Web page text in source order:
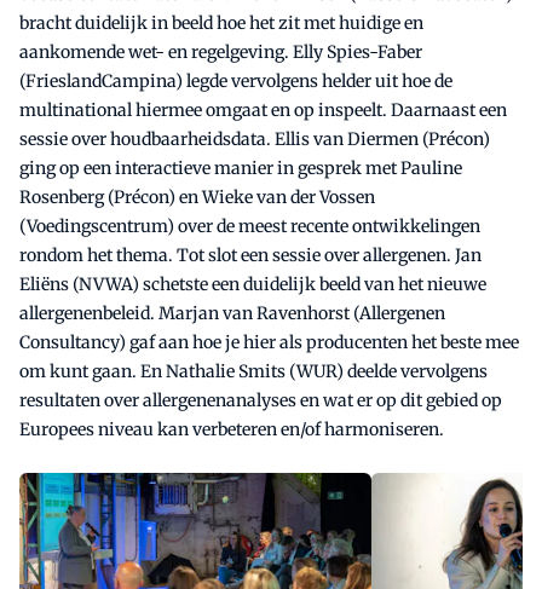
bracht duidelijk in beeld hoe het zit met huidige en
aankomende wet- en regelgeving. Elly Spies-Faber
(FrieslandCampina) legde vervolgens helder uit hoe de
multinational hiermee omgaat en op inspeelt. Daarnaast een
sessie over houdbaarheidsdata. Ellis van Diermen (Précon)
ging op een interactieve manier in gesprek met Pauline
Rosenberg (Précon) en Wieke van der Vossen
(Voedingscentrum) over de meest recente ontwikkelingen
rondom het thema. Tot slot een sessie over allergenen. Jan
Eliëns (NVWA) schetste een duidelijk beeld van het nieuwe
allergenenbeleid. Marjan van Ravenhorst (Allergenen
Consultancy) gaf aan hoe je hier als producenten het beste mee
om kunt gaan. En Nathalie Smits (WUR) deelde vervolgens
resultaten over allergenenanalyses en wat er op dit gebied op
Europees niveau kan verbeteren en/of harmoniseren.